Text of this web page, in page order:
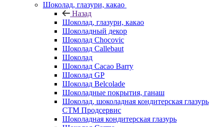
Шоколад, глазури, какао
Назад
Шоколад, глазури, какао
Шоколадный декор
Шоколад Chocovic
Шоколад Callebaut
Шоколад
Шоколад Cacao Barry
Шоколад GP
Шоколад Belcolade
Шоколадные покрытия, ганаш
Шоколад, шоколадная кондитерская глазурь
СТМ Продсервис
Шоколадная кондитерская глазурь